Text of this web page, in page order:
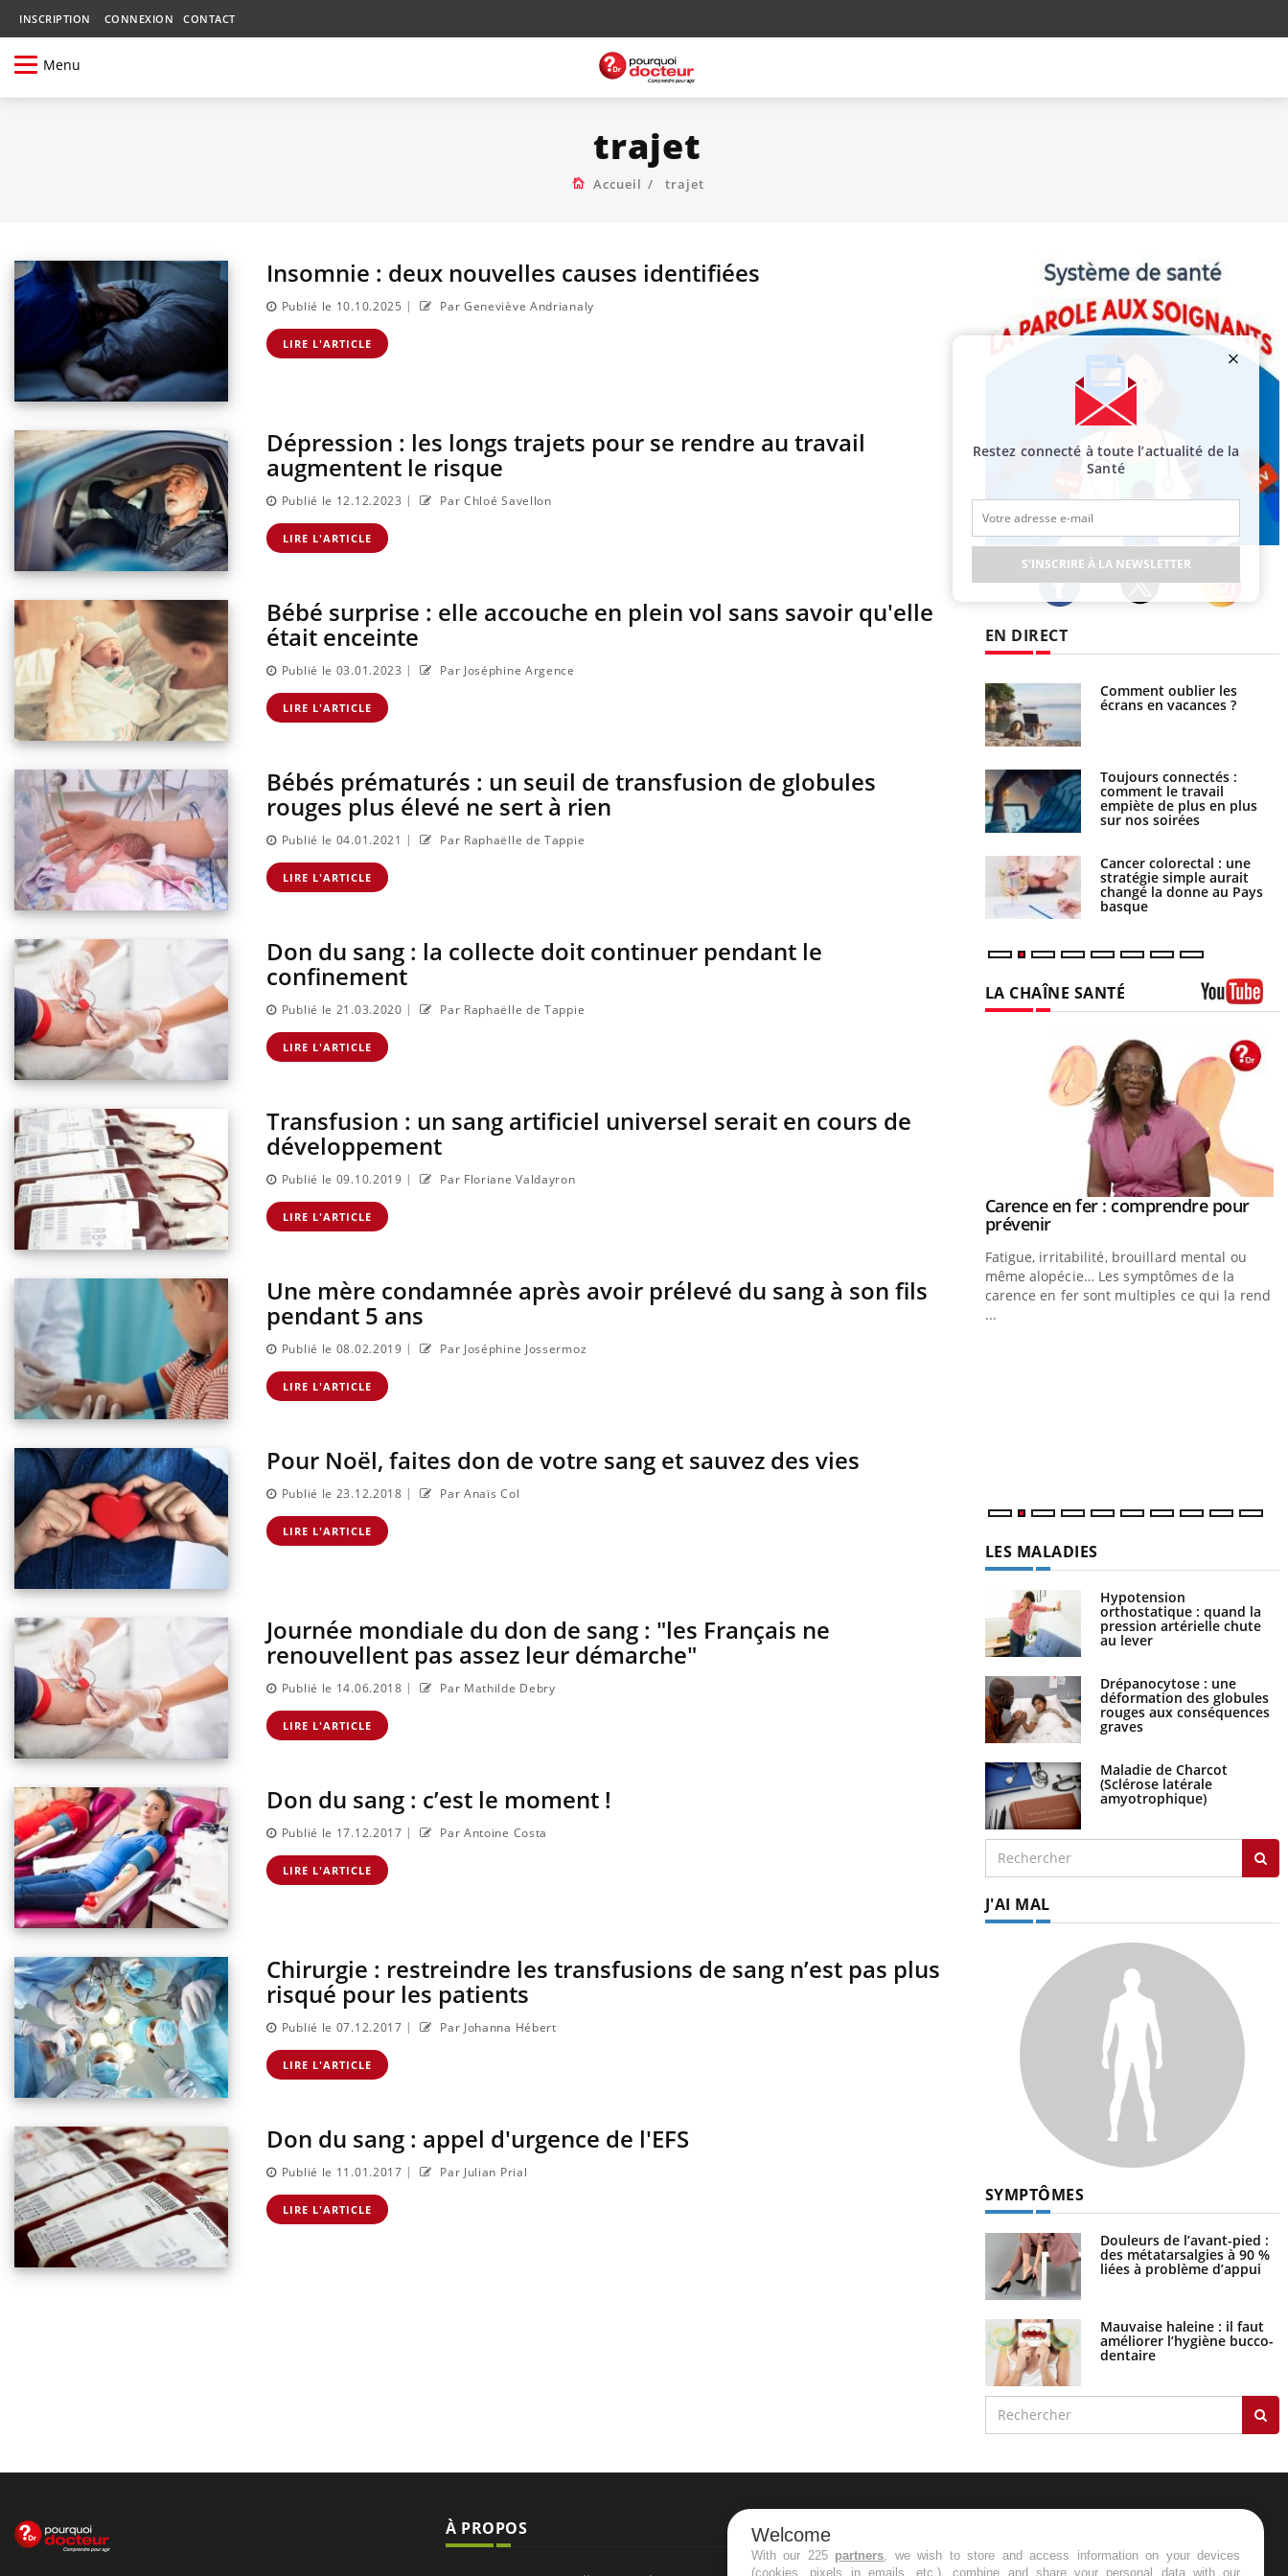
INSCRIPTION CONNEXION CONTACT
Menu
trajet
Accueil trajet
Insomnie : deux nouvelles causes identifiées
Publié le 10.10.2025 | Par Geneviève Andrianaly
LIRE L'ARTICLE
Dépression : les longs trajets pour se rendre au travail
augmentent le risque
Publié le 12.12.2023 | Par Chloé Savellon
LIRE L'ARTICLE
Bébé surprise : elle accouche en plein vol sans savoir qu'elle
était enceinte
Publié le 03.01.2023 | Par Joséphine Argence
LIRE L'ARTICLE
Bébés prématurés : un seuil de transfusion de globules
rouges plus élevé ne sert à rien
Publié le 04.01.2021 | Par Raphaëlle de Tappie
LIRE L'ARTICLE
Don du sang : la collecte doit continuer pendant le
confinement
Publié le 21.03.2020 | Par Raphaëlle de Tappie
LIRE L'ARTICLE
Transfusion : un sang artificiel universel serait en cours de
développement
Publié le 09.10.2019 | Par Floriane Valdayron
LIRE L'ARTICLE
Une mère condamnée après avoir prélevé du sang à son fils
pendant 5 ans
Publié le 08.02.2019 | Par Joséphine Jossermoz
LIRE L'ARTICLE
Pour Noël, faites don de votre sang et sauvez des vies
Publié le 23.12.2018 | Par Anaïs Col
LIRE L'ARTICLE
Journée mondiale du don de sang : "les Français ne
renouvellent pas assez leur démarche"
Publié le 14.06.2018 | Par Mathilde Debry
LIRE L'ARTICLE
Don du sang : c’est le moment !
Publié le 17.12.2017 | Par Antoine Costa
LIRE L'ARTICLE
Chirurgie : restreindre les transfusions de sang n’est pas plus
risqué pour les patients
Publié le 07.12.2017 | Par Johanna Hébert
LIRE L'ARTICLE
Don du sang : appel d'urgence de l'EFS
Publié le 11.01.2017 | Par Julian Prial
LIRE L'ARTICLE
EN DIRECT
Mortalité infantile : un
rapport s’interroge sur son
Comment oublier les
écrans en vacances ?
Toujours connectés :
comment le travail
empiète de plus en plus
sur nos soirées
Cancer colorectal : une
stratégie simple aurait
changé la donne au Pays
basque
LA CHAÎNE SANTÉ
sur la maladie d'un proche c'est montrer ...
Youtube
Carence en fer : comprendre pour
prévenirYoutube
Fatigue, irritabilité, brouillard mental ou
même alopécie… Les symptômes de la
carence en fer sont multiples ce qui la rend
...
LES MALADIES
Hypotension
orthostatique : quand la
pression artérielle chute
au lever
Drépanocytose : une
déformation des globules
rouges aux conséquences
graves
Maladie de Charcot
(Sclérose latérale
amyotrophique)
J'AI MAL
SYMPTÔMES
Douleurs de l’avant-pied :
des métatarsalgies à 90 %
liées à problème d’appui
Mauvaise haleine : il faut
améliorer l’hygiène bucco-
dentaire
Restez connecté à toute l’actualité de la
Santé
S'INSCRIRE À LA NEWSLETTER
À PROPOS NEWSLETTER
Welcome
With our 225 partners, we wish to store and access information on your devices
(cookies, pixels in emails, etc.), combine and share your personal data with our